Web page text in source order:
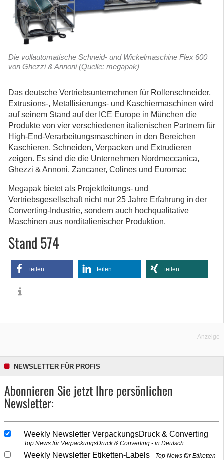
Die vollautomatische Schneid- und Wickelmaschine Flex 600
von Ghezzi & Annoni (Quelle: megapak)
Das deutsche Vertriebsunternehmen für Rollenschneider,
Extrusions-, Metallisierungs- und Kaschiermaschinen wird
auf seinem Stand auf der ICE Europe in München die
Produkte von vier verschiedenen italienischen Partnern für
High-End-Verarbeitungsmaschinen in den Bereichen
Kaschieren, Schneiden, Verpacken und Extrudieren
zeigen. Es sind die die Unternehmen Nordmeccanica,
Ghezzi & Annoni, Zancaner, Colines und Euromac
Megapak bietet als Projektleitungs- und
Vertriebsgesellschaft nicht nur 25 Jahre Erfahrung in der
Converting-Industrie, sondern auch hochqualitative
Maschinen aus norditalienischer Produktion.
Stand 574
teilen teilen teilen
Anzeige
NEWSLETTER FÜR PROFIS
Abonnieren Sie jetzt Ihre persönlichen
Newsletter:
Weekly Newsletter VerpackungsDruck & Converting
Top News für VerpackungsDruck & Converting - in Deutsch
Weekly Newsletter Etiketten-Labels
Top News für Etiketten-